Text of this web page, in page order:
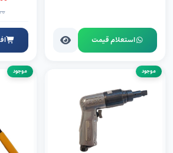
استعلام قیمت
موجود موجود